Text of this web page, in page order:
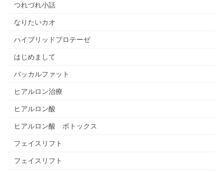
つれづれ小話
なりたいカオ
ハイブリッドプロテーゼ
はじめまして
バッカルファット
ヒアルロン治療
ヒアルロン酸
ヒアルロン酸 ボトックス
フェイスリフト
フェイスリフト